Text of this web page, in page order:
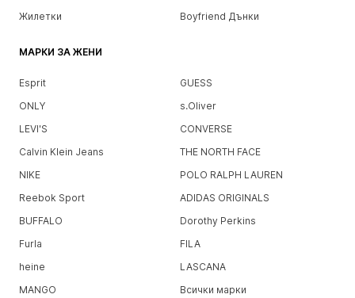
Жилетки
Boyfriend Дънки
МАРКИ ЗА ЖЕНИ
Esprit
GUESS
ONLY
s.Oliver
LEVI'S
CONVERSE
Calvin Klein Jeans
THE NORTH FACE
NIKE
POLO RALPH LAUREN
Reebok Sport
ADIDAS ORIGINALS
BUFFALO
Dorothy Perkins
Furla
FILA
heine
LASCANA
MANGO
Всички марки